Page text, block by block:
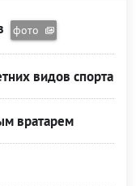
фото
видов спорта
вратарем